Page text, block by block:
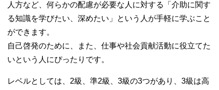
人方など、何らかの配慮が必要な人に対する「介助に関す
る知識を学びたい、深めたい」という人が手軽に学ぶこと
ができます。
自己啓発のために、また、仕事や社会貢献活動に役立てた
いという人にぴったりです。
レベルとしては、2級、準2級、3級の3つがあり、3級は高